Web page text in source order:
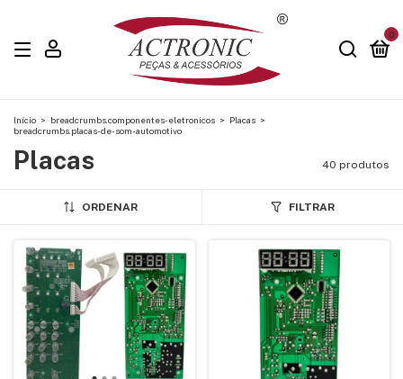
0
Início > breadcrumbs.componentes-eletronicos > Placas >
breadcrumbs.placas-de-som-automotivo
Placas 40 produtos
ORDENAR FILTRAR